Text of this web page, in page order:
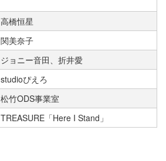
高橋恒星
関美奈子
ジョニー音田、折井愛
studioぴえろ
松竹ODS事業室
TREASURE「Here I Stand」